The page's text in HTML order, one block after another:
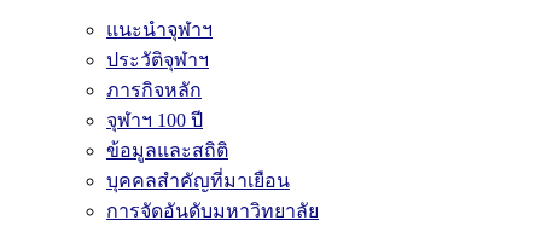
แนะนำจุฬาฯ
ประวัติจุฬาฯ
ภารกิจหลัก
จุฬาฯ 100 ปี
ข้อมูลและสถิติ
บุคคลสำคัญที่มาเยือน
การจัดอันดับมหาวิทยาลัย